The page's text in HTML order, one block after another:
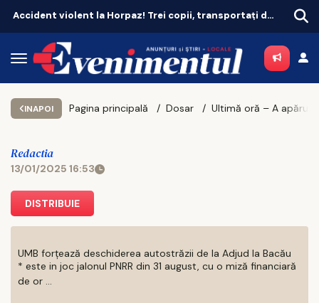
Accident violent la Horpaz! Trei copii, transportați de urgență la spital
INAPOI Pagina principală Dosar
Redactia
13/01/2025 16:53
DISTRIBUIE
UMB forțează deschiderea autostrăzii de la Adjud la Bacău
* este in joc jalonul PNRR din 31 august, cu o miză financiară
de or ...